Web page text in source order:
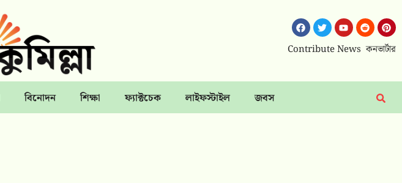
Contribute News কনভার্টার
বিনোদন শিক্ষা ফ্যাক্টচেক লাইফস্টাইল জবস